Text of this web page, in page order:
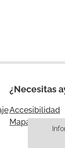
¿Necesitas
Accesibilidad
Mapa web